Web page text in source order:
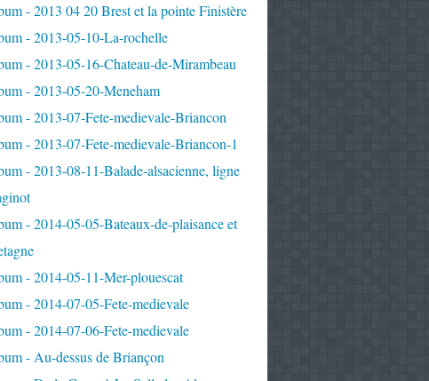
- 2013 04 20 Brest et la pointe Finistère
- 2013-05-10-La-rochelle
- 2013-05-16-Chateau-de-Mirambeau
- 2013-05-20-Meneham
- 2013-07-Fete-medievale-Briancon
- 2013-07-Fete-medievale-Briancon-1
- 2013-08-11-Balade-alsacienne, ligne
- 2014-05-05-Bateaux-de-plaisance et
- 2014-05-11-Mer-plouescat
- 2014-07-05-Fete-medievale
- 2014-07-06-Fete-medievale
- Au-dessus de Briançon